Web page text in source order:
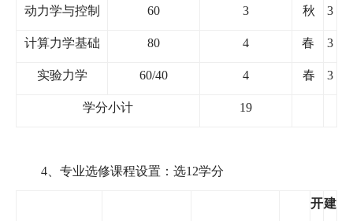
动力学与控制 60 3 秋 3
计算力学基础 80 4 春 3
实验力学 60/40 4 春 3
学分小计 19
4 、专业选修课程设置：选12学分
开建